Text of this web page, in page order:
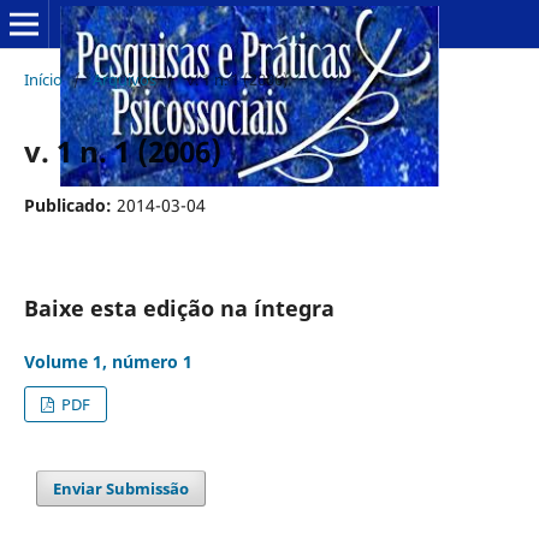
Início / Arquivos / v. 1 n. 1 (2006)
v. 1 n. 1 (2006)
Publicado: 2014-03-04
Baixe esta edição na íntegra
Volume 1, número 1
PDF
Enviar Submissão